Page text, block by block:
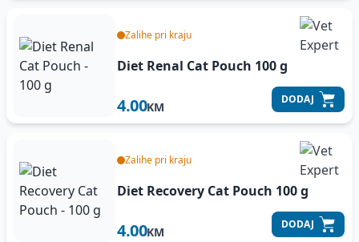
Zalihe pri kraju
Diet Renal Cat Pouch 100 g
4.00KM
DODAJ
Zalihe pri kraju
Diet Recovery Cat Pouch 100 g
4.00KM
DODAJ